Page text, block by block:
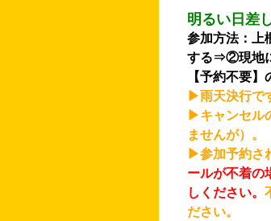
明るい日差
参加方法：上
する⇒②現地
【予約不要
▶雨天決行で
▶キャンセル
ませんが）。
▶参加予約さ
ールが不着の
しください。
ださい。